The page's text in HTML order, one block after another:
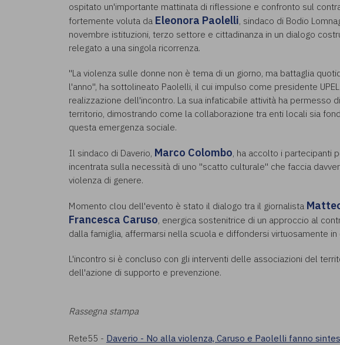
ospitato un'importante mattinata di riflessione e confronto sul
fortemente voluta da Eleonora Paolelli, sindaco di Bodio
novembre istituzioni, terzo settore e cittadinanza in un dialogo
relegato a una singola ricorrenza.
"La violenza sulle donne non è tema di un giorno, ma battaglia
l'anno", ha sottolineato Paolelli, il cui impulso come presidente
realizzazione dell'incontro. La sua infaticabile attività ha permesso
territorio, dimostrando come la collaborazione tra enti locali sia
questa emergenza sociale.
Il sindaco di Daverio, Marco Colombo, ha accolto i partecipanti
incentrata sulla necessità di uno "scatto culturale" che faccia
violenza di genere.
Momento clou dell'evento è stato il dialogo tra il giornalista
Francesca Caruso, energica sostenitrice di un approccio al
dalla famiglia, affermarsi nella scuola e diffondersi virtuosamente
L'incontro si è concluso con gli interventi delle associazioni del
dell'azione di supporto e prevenzione.
Rassegna stampa
Rete55 - Daverio - No alla violenza, Caruso e Paolelli fanno